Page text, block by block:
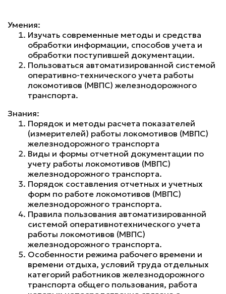
Умения:
Изучать современные методы и средства
обработки информации, способов учета и
обработки поступившей документации.
Пользоваться автоматизированной системой
оперативно-технического учета работы
локомотивов (МВПС) железнодорожного
транспорта.
Знания:
Порядок и методы расчета показателей
(измерителей) работы локомотивов (МВПС)
железнодорожного транспорта
Виды и формы отчетной документации по
учету работы локомотивов (МВПС)
железнодорожного транспорта.
Порядок составления отчетных и учетных
форм по работе локомотивов (МВПС)
железнодорожного транспорта.
Правила пользования автоматизированной
системой оперативнотехнического учета
работы локомотивов (МВПС)
железнодорожного транспорта.
Особенности режима рабочего времени и
времени отдыха, условий труда отдельных
категорий работников железнодорожного
транспорта общего пользования, работа